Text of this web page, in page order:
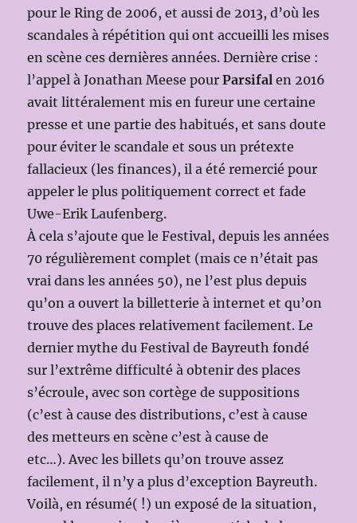
pour le Ring de 2006, et aussi de 2013, d’où les
scandales à répétition qui ont accueilli les mises
en scène ces dernières années. Dernière crise :
l’appel à Jonathan Meese pourParsifal en 2016
avait littéralement mis en fureur une certaine
presse et une partie des habitués, et sans doute
pour éviter le scandale et sous un prétexte
fallacieux (les finances), il a été remercié pour
appeler le plus politiquement correct et fade
Uwe-Erik Laufenberg.
À cela s’ajoute que le Festival, depuis les années
70 régulièrement complet (mais ce n’était pas
vrai dans les années 50), ne l’est plus depuis
qu’on a ouvert la billetterie à internet et qu’on
trouve des places relativement facilement. Le
dernier mythe du Festival de Bayreuth fondé
sur l’extrême difficulté à obtenir des places
s’écroule, avec son cortège de suppositions
(c’est à cause des distributions, c’est à cause
des metteurs en scène c’est à cause de
etc…). Avec les billets qu’on trouve assez
facilement, il n’y a plus d’exception Bayreuth.
Voilà, en résumé( !) un exposé de la situation,